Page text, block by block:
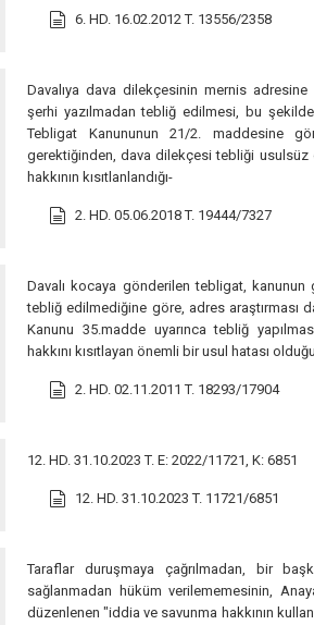
6. HD. 16.02.2012 T. 13556/2358
Davalıya dava dilekçesinin mernis
şerhi yazılmadan tebliğ edilmesi, bu
Tebligat Kanununun 21/2. maddesine
gerektiğinden, dava dilekçesi tebliği usulsüz
hakkının kısıtlanlandığı-
2. HD. 05.06.2018 T. 19444/7327
Davalı kocaya gönderilen tebligat,
tebliğ edilmediğine göre, adres araştırması
Kanunu 35.madde uyarınca tebliğ
hakkını kısıtlayan önemli bir usul hatası
2. HD. 02.11.2011 T. 18293/17904
12. HD. 31.10.2023 T. E: 2022/11721, K: 6851
12. HD. 31.10.2023 T. 11721/6851
Taraflar duruşmaya çağrılmadan, bir
sağlanmadan hüküm verilememesinin,
düzenlenen "iddia ve savunma hakkının